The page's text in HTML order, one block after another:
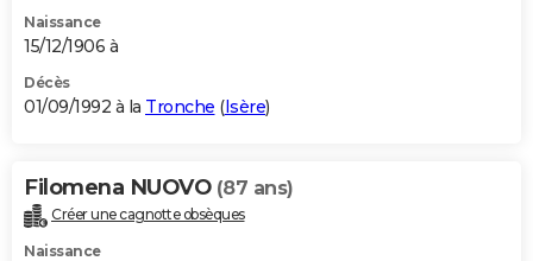
Naissance
15/12/1906 à
Décès
01/09/1992 à la Tronche (Isère)
Filomena NUOVO (87 ans)
Créer une cagnotte obsèques
Naissance